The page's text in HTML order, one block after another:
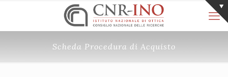
Scheda Procedura di Acquisto